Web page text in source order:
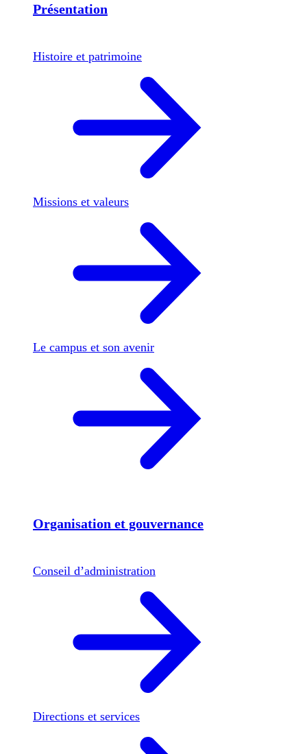
Présentation
Histoire et patrimoine
Missions et valeurs
Le campus et son avenir
Organisation et gouvernance
Conseil d’administration
Directions et services